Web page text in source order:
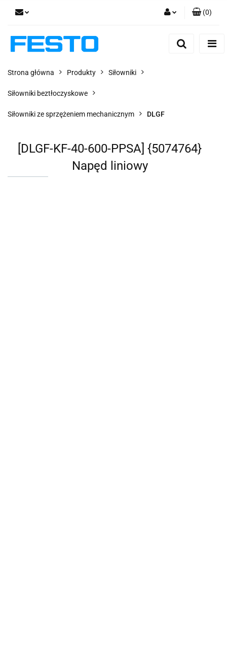
Dodaj zgłoszenie
(0)
Strona główna Produkty Siłowniki
Siłowniki beztłoczyskowe
Siłowniki ze sprzężeniem mechanicznym DLGF
[DLGF-KF-40-600-PPSA] {5074764}
Napęd liniowy